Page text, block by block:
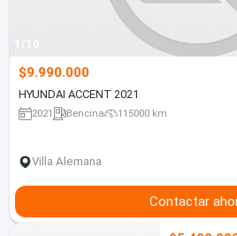
1/10
$9.990.000
HYUNDAI ACCENT 2021
2021 Bencina 115000 km
Villa Alemana
Contactar